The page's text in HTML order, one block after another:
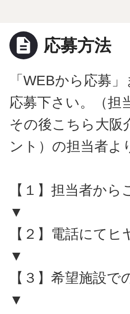
description 応募方法
「WEBから応募
応募下さい。（担
その後こちら大阪
ント）の担当者よ
【１】担当者から
▼
【２】電話にて
▼
【３】希望施設で
▼